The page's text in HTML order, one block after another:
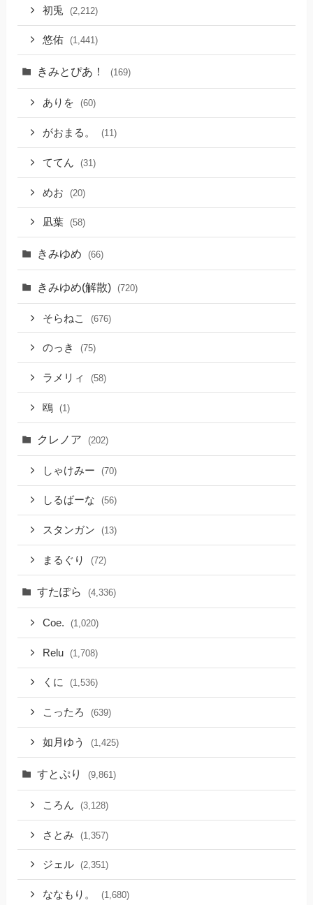
初兎 (2,212)
悠佑 (1,441)
きみとぴあ！ (169)
ありを (60)
がおまる。 (11)
ててん (31)
めお (20)
凪葉 (58)
きみゆめ (66)
きみゆめ(解散) (720)
そらねこ (676)
のっき (75)
ラメリィ (58)
鴎 (1)
クレノア (202)
しゃけみー (70)
しるばーな (56)
スタンガン (13)
まるぐり (72)
すたぽら (4,336)
Coe. (1,020)
Relu (1,708)
くに (1,536)
こったろ (639)
如月ゆう (1,425)
すとぷり (9,861)
ころん (3,128)
さとみ (1,357)
ジェル (2,351)
ななもり。 (1,680)